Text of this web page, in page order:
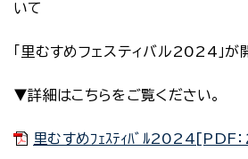
いて
「里むすめフェスティバル2024」が
▼詳細はこちらをご覧ください。
里むすめﾌｪｽﾃｨﾊﾞﾙ2024[PDF